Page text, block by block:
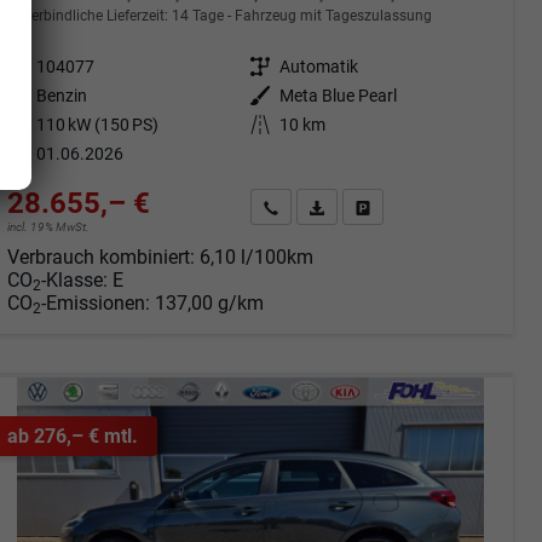
unverbindliche Lieferzeit: 14 Tage Fahrzeug mit Tageszulassung
104077 Getriebe Automatik
Benzin Außenfarbe
Meta Blue Pearl
110 kW (150 PS) Kilometerstand
10 km
01.06.2026
28.655,– €
incl. 19% MwSt.
Angebot anfordern
Fahrzeugexpose (PDF)
Fahrzeug parken
Verbrauch kombiniert: 6,10 l/100km
CO2-Klasse: E
CO2-Emissionen: 137,00 g/km
ab 276,– € mtl.